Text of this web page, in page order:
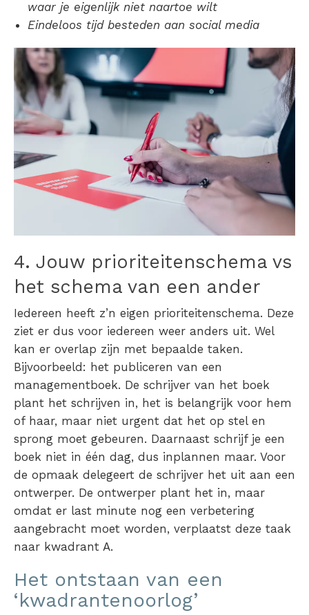
waar je eigenlijk niet naartoe wilt
Eindeloos tijd besteden aan social media
4. Jouw prioriteitenschema vs
het schema van een ander
Iedereen heeft z’n eigen prioriteitenschema. Deze
ziet er dus voor iedereen weer anders uit. Wel
kan er overlap zijn met bepaalde taken.
Bijvoorbeeld: het publiceren van een
managementboek. De schrijver van het boek
plant het schrijven in, het is belangrijk voor hem
of haar, maar niet urgent dat het op stel en
sprong moet gebeuren. Daarnaast schrijf je een
boek niet in één dag, dus inplannen maar. Voor
de opmaak delegeert de schrijver het uit aan een
ontwerper. De ontwerper plant het in, maar
omdat er last minute nog een verbetering
aangebracht moet worden, verplaatst deze taak
naar kwadrant A.
Het ontstaan van een
‘kwadrantenoorlog’